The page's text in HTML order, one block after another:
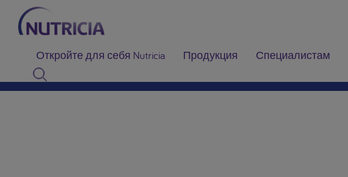
Откройте для себя Nutricia Продукция Специалистам